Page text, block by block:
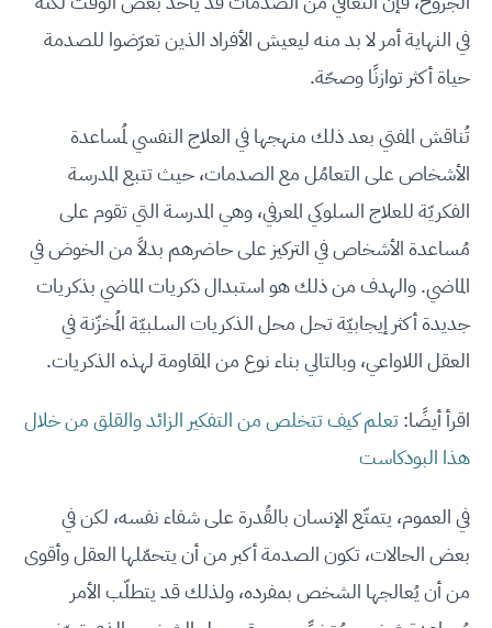
في النهاية أمر لا بد منه ليعيش الأفراد الذين تعرّضوا للصدمة
حياة أكثر توازنًا وصحّة.
تُناقش المفتي بعد ذلك منهجها في العلاج النفسي لمُساعدة
الأشخاص على التعامُل مع الصدمات، حيث تتبع المدرسة
الفكريّة للعلاج السلوكي المعرفي، وهي المدرسة التي تقوم على
مُساعدة الأشخاص في التركيز على حاضرهم بدلاً من الخوض في
الماضي. والهدف من ذلك هو استبدال ذكريات الماضي بذكريات
جديدة أكثر إيجابيّة تحل محل الذكريات السلبيّة المُخزّنة في
العقل اللاواعي، وبالتالي بناء نوع من المقاومة لهذه الذكريات.
اقرأ أيضًا:تعلم كيف تتخلص من التفكير الزائد والقلق من خلال
هذا البودكاست
في العموم، يتمتّع الإنسان بالقُدرة على شفاء نفسه، لكن في
بعض الحالات، تكون الصدمة أكبر من أن يتحمّلها العقل وأقوى
من أن يُعالجها الشخص بمفرده، ولذلك قد يتطلّب الأمر